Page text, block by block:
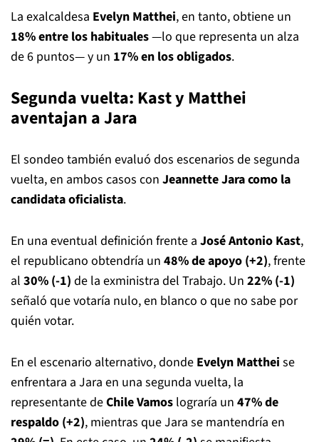
La exalcaldesa Evelyn Matthei, en tanto, obtiene un
18% entre los habituales—lo que representa un alza
de 6 puntos— y un 17% en los obligados.
Segunda vuelta: Kast y Matthei
aventajan a Jara
El sondeo también evaluó dos escenarios de segunda
vuelta, en ambos casos con Jeannette Jara como la
candidata oficialista.
En una eventual definición frente a José Antonio Kast,
el republicano obtendría un 48% de apoyo (+2), frente
al 30% (-1) de la exministra del Trabajo. Un 22% (-1)
señaló que votaría nulo, en blanco o que no sabe por
quién votar.
En el escenario alternativo, donde Evelyn Matthei se
enfrentara a Jara en una segunda vuelta, la
representante deChile Vamos lograría un 47% de
respaldo (+2), mientras que Jara se mantendría en